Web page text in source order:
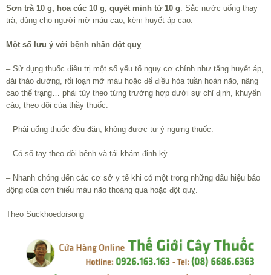
Sơn trà 10 g, hoa cúc 10 g, quyết minh tử 10 g: Sắc nước uống thay
trà, dùng cho người mỡ máu cao, kèm huyết áp cao.
Một số lưu ý với bệnh nhân đột quỵ
– Sử dụng thuốc điều trị một số yếu tố nguy cơ chính như tăng huyết áp,
đái tháo đường, rối loạn mỡ máu hoặc để điều hòa tuần hoàn não, nâng
cao thể trạng… phải tùy theo từng trường hợp dưới sự chỉ định, khuyến
cáo, theo dõi của thầy thuốc.
– Phải uống thuốc đều đặn, không được tự ý ngưng thuốc.
– Có sổ tay theo dõi bệnh và tái khám định kỳ.
– Nhanh chóng đến các cơ sở y tế khi có một trong những dấu hiệu báo
động của cơn thiếu máu não thoáng qua hoặc đột quỵ.
Theo Suckhoedoisong